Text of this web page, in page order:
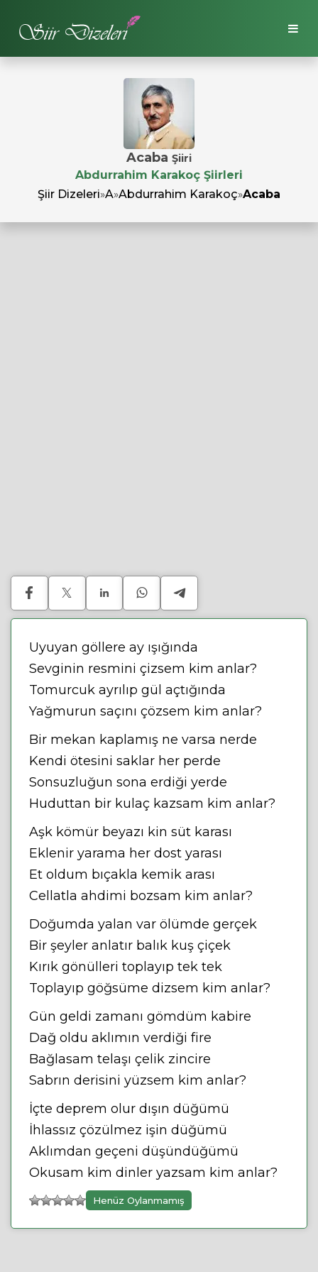
Acaba Şiiri
Abdurrahim Karakoç Şiirleri
Şiir Dizeleri»A»Abdurrahim Karakoç»Acaba
Uyuyan göllere ay ışığında
Sevginin resmini çizsem kim anlar?
Tomurcuk ayrılıp gül açtığında
Yağmurun saçını çözsem kim anlar?
Bir mekan kaplamış ne varsa nerde
Kendi ötesini saklar her perde
Sonsuzluğun sona erdiği yerde
Huduttan bir kulaç kazsam kim anlar?
Aşk kömür beyazı kin süt karası
Eklenir yarama her dost yarası
Et oldum bıçakla kemik arası
Cellatla ahdimi bozsam kim anlar?
Doğumda yalan var ölümde gerçek
Bir şeyler anlatır balık kuş çiçek
Kırık gönülleri toplayıp tek tek
Toplayıp göğsüme dizsem kim anlar?
Gün geldi zamanı gömdüm kabire
Dağ oldu aklımın verdiği fire
Bağlasam telaşı çelik zincire
Sabrın derisini yüzsem kim anlar?
İçte deprem olur dışın düğümü
İhlassız çözülmez işin düğümü
Aklımdan geçeni düşündüğümü
Okusam kim dinler yazsam kim anlar?
Henüz Oylanmamış